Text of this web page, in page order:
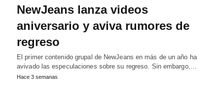
NewJeans lanza videos
aniversario y aviva rumores de
regreso
El primer contenido grupal de NewJeans en más de un año ha
avivado las especulaciones sobre su regreso. Sin embargo,…
Hace 3 semanas